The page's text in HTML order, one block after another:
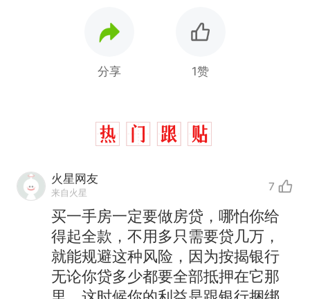
分享 1赞
火星网友
来自火星 7
买一手房一定要做房贷，哪怕你给
得起全款，不用多只需要贷几万，
就能规避这种风险，因为按揭银行
无论你贷多少都要全部抵押在它那